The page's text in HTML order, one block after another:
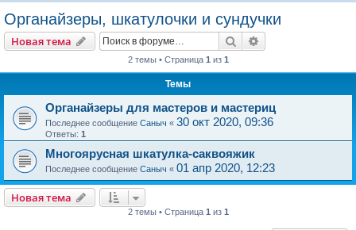
Органайзеры, шкатулочки и сундучки
Новая тема Поиск
2 темы • Страница 1 из 1
Темы
Органайзеры для мастеров и мастериц
Последнее сообщение Саныч « 30 окт 2020, 09:36
Ответы: 1
Многоярусная шкатулка-саквояжик
Последнее сообщение Саныч « 01 апр 2020, 12:23
Новая тема
2 темы • Страница 1 из 1